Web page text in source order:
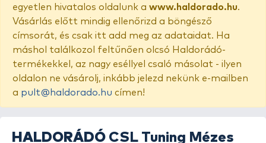
egyetlen hivatalos oldalunk a www.haldorado.hu.
Vásárlás előtt mindig ellenőrizd a böngésző
címsorát, és csak itt add meg az adataidat. Ha
máshol találkozol feltűnően olcsó Haldorádó-
termékekkel, az nagy eséllyel csaló másolat - ilyen
oldalon ne vásárolj, inkább jelezd nekünk e-mailben
a pult@haldorado.hu címen!
HALDORÁDÓ CSL Tuning Mézes